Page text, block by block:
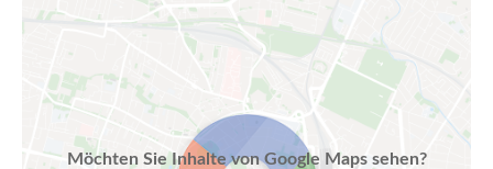
Möchten Sie Inhalte von Google Maps sehen?